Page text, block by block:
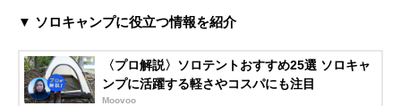
▼ ソロキャンプに役立つ情報を紹介
〈プロ解説〉ソロテントおすすめ25選 ソロキャ
ンプに活躍する軽さやコスパにも注目
Moovoo